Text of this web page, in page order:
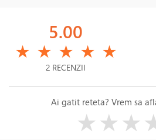
5.00
★ ★ ★ ★ ★
2 RECENZII
Ai gatit reteta? Vrem sa
★★★